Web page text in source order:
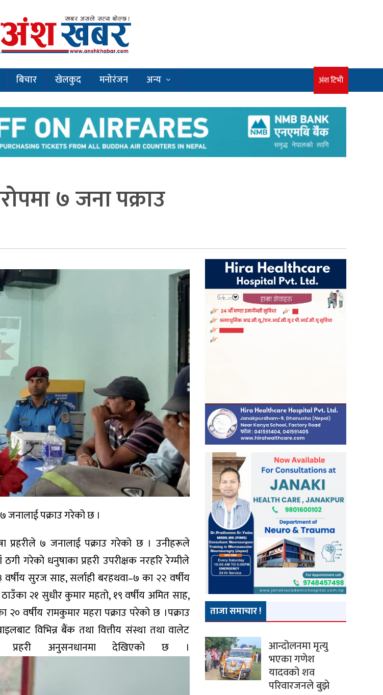
बिचार खेलकुद मनोरंजन अन्य अंश टिभी
७ जना पक्राउ
जनालाई पक्राउ गरेको छ ।
प्रहरीले ७ जनालाई पक्राउ गरेको छ । उनीहरूले
गरेको धनुषाका प्रहरी उपरीक्षक नरहरि रेग्मीले
सुरज साह, सर्लाही बरहथवा–७ का २२ वर्षीय
२१ सुधीर कुमार महतो, १९ वर्षीय अमित साह,
२० वर्षीय रामकुमार महरा पक्राउ परेको छ ।पक्राउ
विभिन्न बैंक तथा वित्तीय संस्था तथा वालेट
अनुसनधानमा देखिएको छ ।
ताजा समाचार !
आन्दोलनमा मृत्यु
भएका गणेश
यादवको शव
परिवारजनले बुझे